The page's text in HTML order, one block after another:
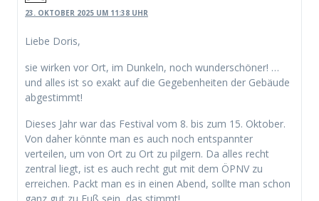
23. OKTOBER 2025 UM 11:38 UHR
Liebe Doris,
sie wirken vor Ort, im Dunkeln, noch wunderschöner! …
und alles ist so exakt auf die Gegebenheiten der Gebäude
abgestimmt!
Dieses Jahr war das Festival vom 8. bis zum 15. Oktober.
Von daher könnte man es auch noch entspannter
verteilen, um von Ort zu Ort zu pilgern. Da alles recht
zentral liegt, ist es auch recht gut mit dem ÖPNV zu
erreichen. Packt man es in einen Abend, sollte man schon